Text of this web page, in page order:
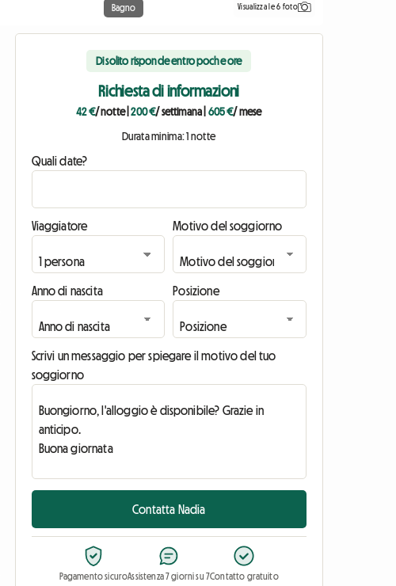
Bagno Visualizza le 6 foto
Di solito risponde entro poche ore
Richiesta di informazioni
42 €/ notte|200 €/ settimana 605 €/ mese
Durata minima: 1 notte
Quali date?
Viaggiatore Motivo del soggiorno
Anno di nascita Posizione
Scrivi un messaggio per spiegare il motivo del tuo
soggiorno
Contatta Nadia
Pagamento sicuroAssistenza 7 giorni su 7Contatto gratuito